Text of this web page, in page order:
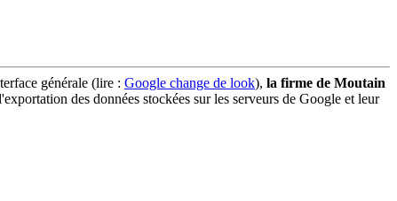
générale (lire : Google change de look), la firme de Moutain
des données stockées sur les serveurs de Google et leur